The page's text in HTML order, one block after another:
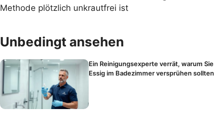
Methode plötzlich unkrautfrei ist
Unbedingt ansehen
Ein Reinigungsexperte verrät, warum Sie
Essig im Badezimmer versprühen sollten